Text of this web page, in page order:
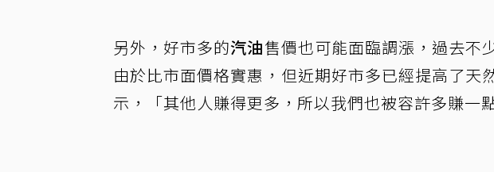
另外，好市多的汽油售價也可能面臨調漲，過去不
由於比市面價格實惠，但近期好市多已經提高了天
示，「其他人賺得更多，所以我們也被容許多賺一